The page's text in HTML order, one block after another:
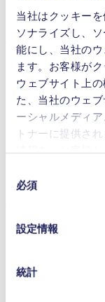
当社はクッキー
ソナライズし、
能にし、当社のウ
ます。お客様が
ウェブサイト上
た、当社のウェ
ーシャルメディ
トナーに提供さ
データと組み合
録は、ウェブサ
をクリックし、
つでも取り消す
保存期間の詳細に
必須
設定情報
統計
マル
利点
簡単かつ多機
き）
簡単で直感的
ほぼ全ての
4つの運転モ
KNFの真空
わせることで
PC制御用
Datasheet VC 900